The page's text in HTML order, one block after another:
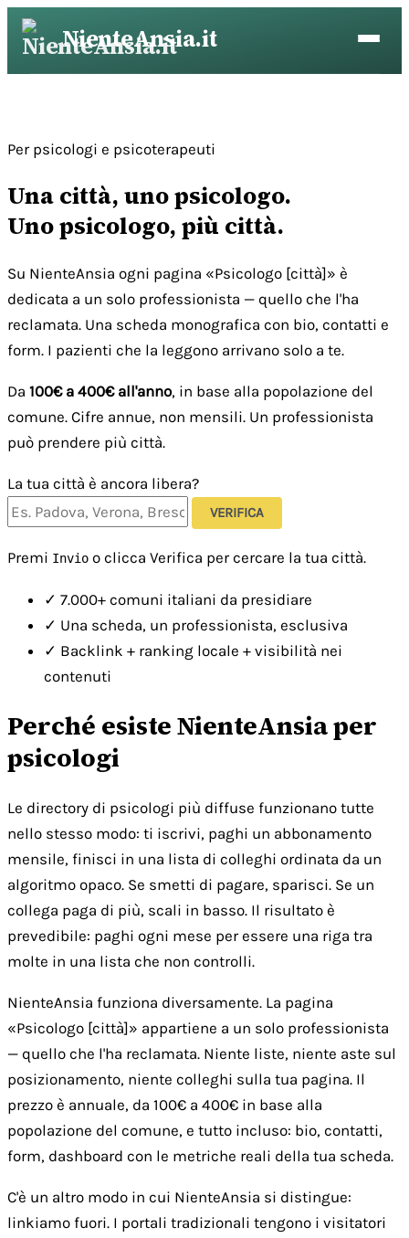
Vai
contenuto
NienteAnsia.it
Per psicologi e psicoterapeuti
Una città, uno psicologo.
Uno psicologo, più città.
Su NienteAnsia ogni pagina «Psicologo [città]» è
dedicata a un solo professionista — quello che l'ha
reclamata. Una scheda monografica con bio, contatti e
form. I pazienti che la leggono arrivano solo a te.
Da 100€ a 400€ all'anno, in base alla popolazione del
comune. Cifre annue, non mensili. Un professionista
può prendere più città.
La tua città è ancora libera?
VERIFICA
Premi Invio o clicca Verifica per cercare la tua città.
✓ 7.000+ comuni italiani da presidiare
✓ Una scheda, un professionista, esclusiva
✓ Backlink + ranking locale + visibilità nei
contenuti
Perché esiste NienteAnsia per
psicologi
Le directory di psicologi più diffuse funzionano tutte
nello stesso modo: ti iscrivi, paghi un abbonamento
mensile, finisci in una lista di colleghi ordinata da un
algoritmo opaco. Se smetti di pagare, sparisci. Se un
collega paga di più, scali in basso. Il risultato è
prevedibile: paghi ogni mese per essere una riga tra
molte in una lista che non controlli.
NienteAnsia funziona diversamente. La pagina
«Psicologo [città]» appartiene a un solo professionista
— quello che l'ha reclamata. Niente liste, niente aste sul
posizionamento, niente colleghi sulla tua pagina. Il
prezzo è annuale, da 100€ a 400€ in base alla
popolazione del comune, e tutto incluso: bio, contatti,
form, dashboard con le metriche reali della tua scheda.
C'è un altro modo in cui NienteAnsia si distingue:
linkiamo fuori. I portali tradizionali tengono i visitatori